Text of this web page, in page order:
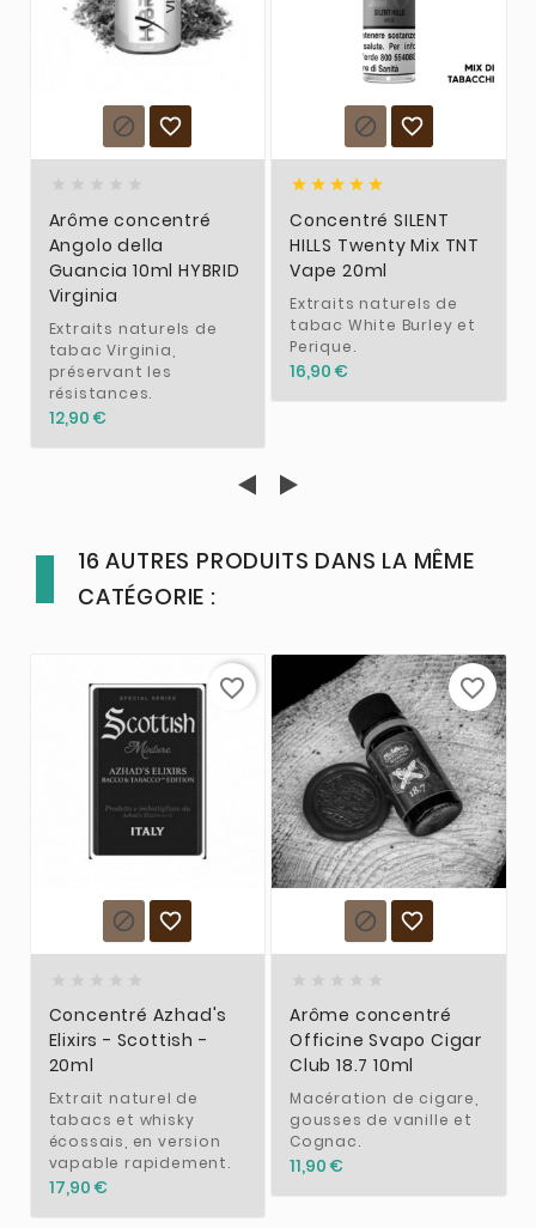
 
Arôme concentré
Angolo della
Guancia 10ml HYBRID
Virginia
Extraits naturels de
tabac Virginia,
préservant les
résistances.
12,90 €
 
    
Concentré SILENT
HILLS Twenty Mix TNT
Vape 20ml
Extraits naturels de
tabac White Burley et
Perique.
16,90 €
16 AUTRES PRODUITS DANS LA MÊME
CATÉGORIE :
 
Concentré Azhad's
Elixirs - Scottish -
20ml
Extrait naturel de
tabacs et whisky
écossais, en version
vapable rapidement.
17,90 €
favorite_border
 
Arôme concentré
Officine Svapo Cigar
Club 18.7 10ml
Macération de cigare,
gousses de vanille et
Cognac.
11,90 €
favorite_border